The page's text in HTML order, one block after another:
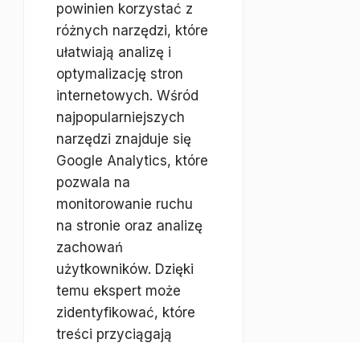
powinien korzystać z
różnych narzędzi, które
ułatwiają analizę i
optymalizację stron
internetowych. Wśród
najpopularniejszych
narzędzi znajduje się
Google Analytics, które
pozwala na
monitorowanie ruchu
na stronie oraz analizę
zachowań
użytkowników. Dzięki
temu ekspert może
zidentyfikować, które
treści przyciągają